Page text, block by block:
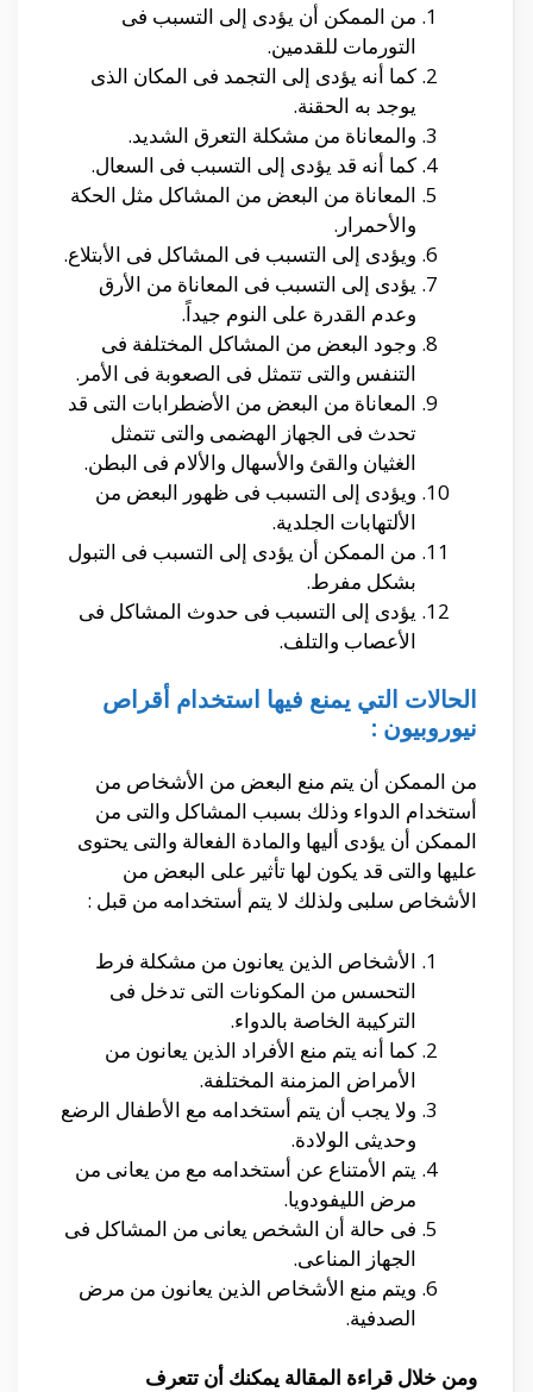
من الممكن أن يؤدى إلى التسبب فى
التورمات للقدمين.
كما أنه يؤدى إلى التجمد فى المكان الذى
يوجد به الحقنة.
والمعاناة من مشكلة التعرق الشديد.
كما أنه قد يؤدى إلى التسبب فى السعال.
المعاناة من البعض من المشاكل مثل الحكة
والأحمرار.
ويؤدى إلى التسبب فى المشاكل فى الأبتلاع.
يؤدى إلى التسبب فى المعاناة من الأرق
وعدم القدرة على النوم جيداً.
وجود البعض من المشاكل المختلفة فى
التنفس والتى تتمثل فى الصعوبة فى الأمر.
المعاناة من البعض من الأضطرابات التى قد
تحدث فى الجهاز الهضمى والتى تتمثل
الغثيان والقئ والأسهال والألام فى البطن.
ويؤدى إلى التسبب فى ظهور البعض من
الألتهابات الجلدية.
من الممكن أن يؤدى إلى التسبب فى التبول
بشكل مفرط.
يؤدى إلى التسبب فى حدوث المشاكل فى
الأعصاب والتلف.
الحالات التي يمنع فيها استخدام أقراص
نيوروبيون :
من الممكن أن يتم منع البعض من الأشخاص من
أستخدام الدواء وذلك بسبب المشاكل والتى من
الممكن أن يؤدى أليها والمادة الفعالة والتى يحتوى
عليها والتى قد يكون لها تأثير على البعض من
الأشخاص سلبى ولذلك لا يتم أستخدامه من قبل :
الأشخاص الذين يعانون من مشكلة فرط
التحسس من المكونات التى تدخل فى
التركيبة الخاصة بالدواء.
كما أنه يتم منع الأفراد الذين يعانون من
الأمراض المزمنة المختلفة.
ولا يجب أن يتم أستخدامه مع الأطفال الرضع
وحديثى الولادة.
يتم الأمتناع عن أستخدامه مع من يعانى من
مرض الليفودويا.
فى حالة أن الشخص يعانى من المشاكل فى
الجهاز المناعى.
ويتم منع الأشخاص الذين يعانون من مرض
الصدفية.
ومن خلال قراءة المقالة يمكنك أن تتعرف